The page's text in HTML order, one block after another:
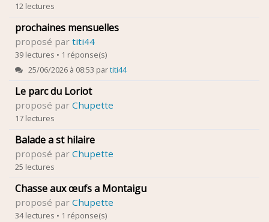
12 lectures
prochaines mensuelles
proposé par titi44
39 lectures • 1 réponse(s)
25/06/2026 à 08:53 partiti44
Le parc du Loriot
proposé par Chupette
17 lectures
Balade a st hilaire
proposé par Chupette
25 lectures
Chasse aux œufs a Montaigu
proposé par Chupette
34 lectures • 1 réponse(s)